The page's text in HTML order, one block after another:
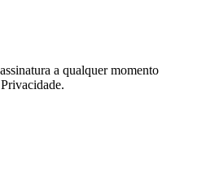
a qualquer momento